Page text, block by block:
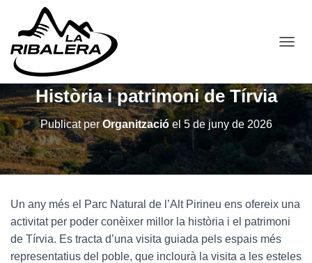
V
A
N
G
A
I
Història i patrimoni de Tírvia
Publicat perOrganitzacióel 5 de juny de 2026
Un any més el Parc Natural de l’Alt Pirineu ens ofereix una
activitat per poder conèixer millor la història i el patrimoni
de Tírvia. Es tracta d’una visita guiada pels espais més
representatius del poble, que inclourà la visita a les esteles